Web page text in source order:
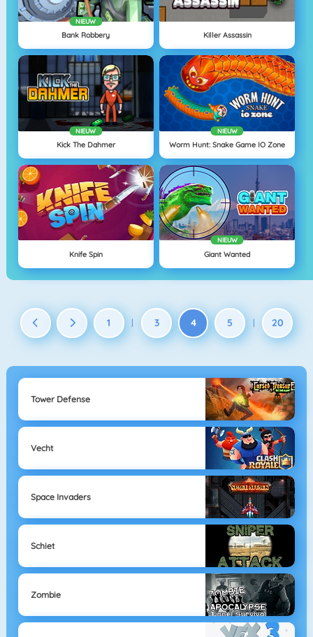
NIEUW
Bank Robbery Killer Assassin
NIEUW
Kick The Dahmer
NIEUW
Worm Hunt: Snake Game IO Zone
Knife Spin
NIEUW
Giant Wanted
1 | 3 4 5 | 20
Tower Defense
Vecht
Space Invaders
Schiet
Zombie